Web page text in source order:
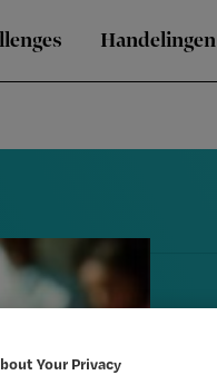
Handelingen
Your Privacy